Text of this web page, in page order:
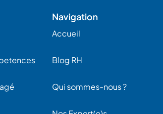
Navigation
Accueil
Blog RH
Qui sommes-nous ?